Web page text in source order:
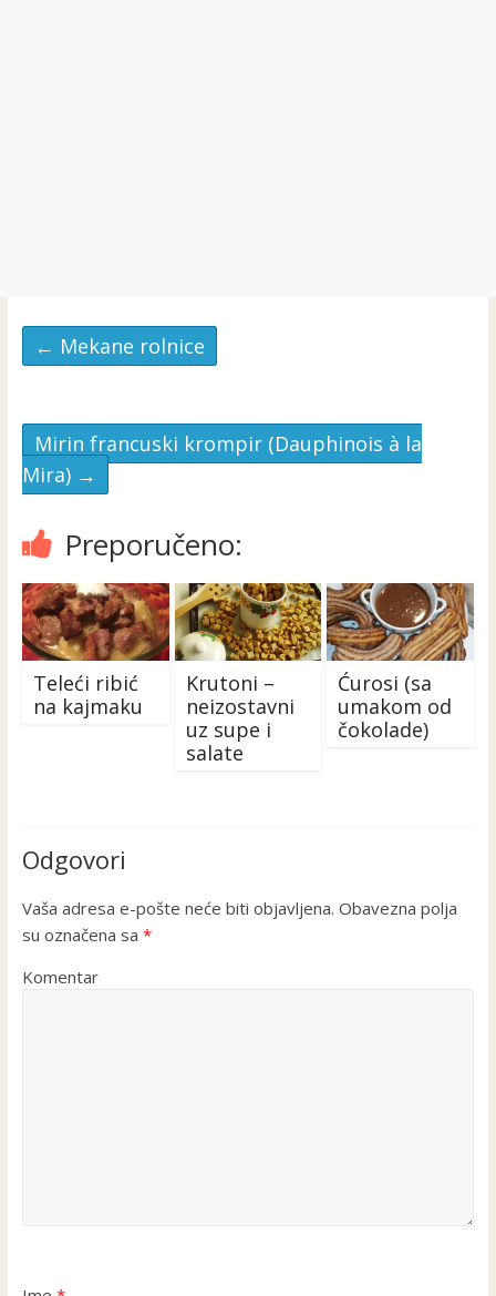
← Mekane rolnice
Mirin francuski krompir (Dauphinois à la
Mira) →
Preporučeno:
Teleći ribić
na kajmaku
Krutoni –
neizostavni
uz supe i
salate
Ćurosi (sa
umakom od
čokolade)
Odgovori
Vaša adresa e-pošte neće biti objavljena. Obavezna polja
su označena sa *
Komentar